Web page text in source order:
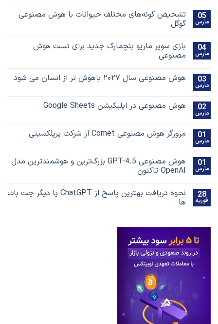
05
مارس
تشخیص گونه‌های مختلف حیوانات با هوش مصنوعی
گوگل
04
مارس
بازی سوپر ماریو بنچمارک جدید برای تست هوش
مصنوعی
03
مارس
هوش مصنوعی سال ۲۰۲۷ باهوش تر از انسان می شود
02
مارس
هوش مصنوعی در اپلیکیشن Google Sheets
01
مارس
مرورگر هوش مصنوعی Comet از شرکت پرپلکسیتی
01
مارس
هوش مصنوعی GPT-4.5 بزرگ‌ترین و هوشمندترین مدل
OpenAI تاکنون
28
فوریه
نحوه دریافت بهترین پاسخ‌ از ChatGPT یا دیگر چت بات
ها